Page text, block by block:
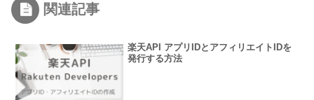
関連記事
楽天API アプリIDとアフィリエイトIDを
発行する方法